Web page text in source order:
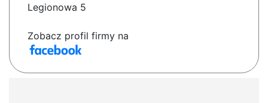
Legionowa 5
Zobacz profil firmy na